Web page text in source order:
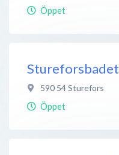
Öppet
Stureforsbadet
590 54Sturefors
Öppet